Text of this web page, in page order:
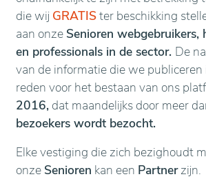
die wij GRATISter beschikking
aan onze Senioren webgebruikers,
en professionals in de sector. De
van de informatie die we publiceren
reden voor het bestaan van ons
2016, dat maandelijks door meer
bezoekers wordt bezocht.
Elke vestiging die zich bezighoudt
onze Senioren kan een Partnerzijn.